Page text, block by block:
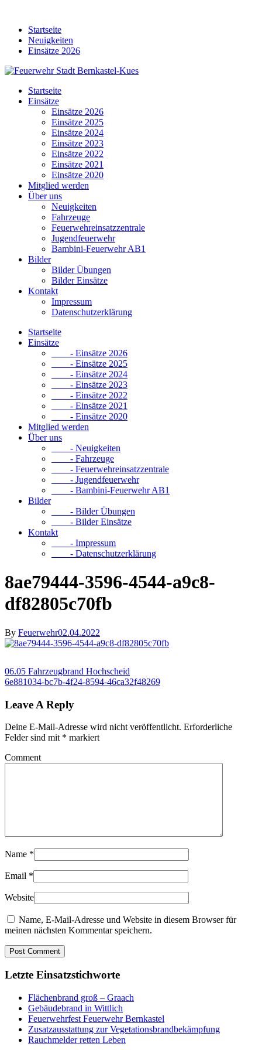
contentStartseite
Neuigkeiten
Einsätze 2026
Startseite
Einsätze
Einsätze 2026
Einsätze 2025
Einsätze 2024
Einsätze 2023
Einsätze 2022
Einsätze 2021
Einsätze 2020
Mitglied werden
Über uns
Neuigkeiten
Fahrzeuge
Feuerwehreinsatzzentrale
Jugendfeuerwehr
Bambini-Feuerwehr AB1
Bilder
Bilder Übungen
Bilder Einsätze
Kontakt
Impressum
Datenschutzerklärung
Startseite
Einsätze
- Einsätze 2026
- Einsätze 2025
- Einsätze 2024
- Einsätze 2023
- Einsätze 2022
- Einsätze 2021
- Einsätze 2020
Mitglied werden
Über uns
- Neuigkeiten
- Fahrzeuge
- Feuerwehreinsatzzentrale
- Jugendfeuerwehr
- Bambini-Feuerwehr AB1
Bilder
- Bilder Übungen
- Bilder Einsätze
Kontakt
- Impressum
- Datenschutzerklärung
8ae79444-3596-4544-a9c8-
df82805c70fb
By Feuerwehr02.04.2022
06.05 Fahrzeugbrand Hochscheid
6e881034-bc7b-4f24-8594-46ca32f48269
Leave A Reply
Deine E-Mail-Adresse wird nicht veröffentlicht. Erforderliche
Felder sind mit * markiert
Comment
Name *
Email *
Website
Name, E-Mail-Adresse und Website in diesem Browser für
meinen nächsten Kommentar speichern.
Letzte Einsatzstichworte
Flächenbrand groß – Graach
Gebäudebrand in Wittlich
Feuerwehrfest Feuerwehr Bernkastel
Zusatzausstattung zur Vegetationsbrandbekämpfung
Rauchmelder retten Leben